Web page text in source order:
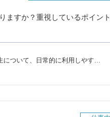
ますか？重視しているポイン
について、日常的に利用しやす…